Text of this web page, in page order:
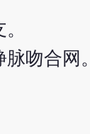
吻合网。